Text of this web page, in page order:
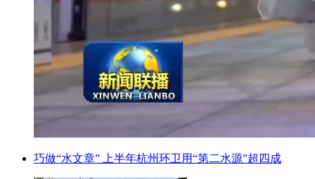
巧做“水文章” 上半年杭州环卫用“第二水源”超四成